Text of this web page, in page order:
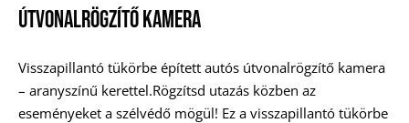
Útvonalrögzítő Kamera
Visszapillantó tükörbe épített autós útvonalrögzítő kamera
– aranyszínű kerettel.Rögzítsd utazás közben az
eseményeket a szélvédő mögül! Ez a visszapillantó tükörbe